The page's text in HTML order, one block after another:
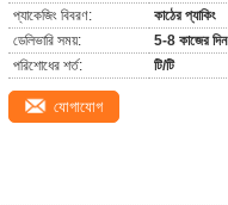
প্যাকেজিং বিবরণ:
কাঠের প্যাকিং
ডেলিভারি সময়:
5-8 কাজের দিন
পরিশোধের শর্ত:
টি/টি
যোগাযোগ